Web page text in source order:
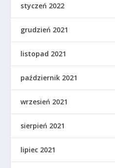
styczeń 2022
grudzień 2021
listopad 2021
październik 2021
wrzesień 2021
sierpień 2021
lipiec 2021